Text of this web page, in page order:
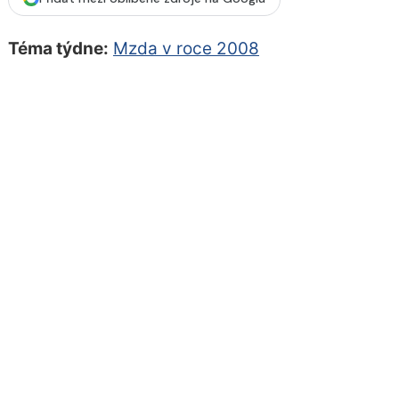
Téma týdne: Mzda v roce 2008